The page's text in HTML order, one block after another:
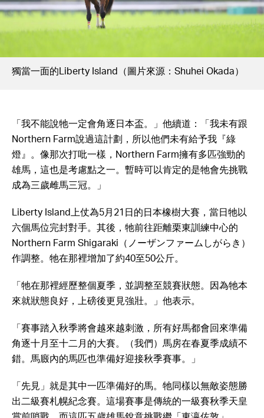
獨當一面的Liberty Island（圖片來源：Shuhei Okada）
「我不能說牠一定會角逐日本盃。」他續道：「我未有跟
Northern Farm說過這計劃，所以他們未有給予我『綠
燈』。像那次打吡一樣，Northern Farm擁有多匹強勁的
雄馬，這也是考慮點之一。暫時可以肯定的是牠會先挑戰
成為三歲雌馬三冠。」
Liberty Island上仗為5月21日的日本橡樹大賽，當日牠以
六個馬位完封對手。其後，牠前往距離栗東訓練中心的
Northern Farm Shigaraki（ノーザンファームしがらき）
作調整。牠在那裡增加了約40至50公斤。
「牠在那裡經歷整個夏季，並調整至競賽狀態。因為牠本
來就狀態良好，上磅後更見強壯。」他表示。
「賽事踏入秋季將會越來越刺激，所有好馬都會回來準備
角逐十月至十二月的大賽。（我們）馬房在春夏季成績不
錯。馬廄內的馬匹也準備好迎接秋季賽事。」
「先見」就是其中一匹準備好的馬。牠同樣以無敵姿態勝
出二級賽札幌紀念賽。這場賽事是傳統的一級賽秋季天皇